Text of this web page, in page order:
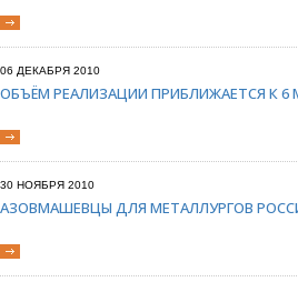
06 ДЕКАБРЯ 2010
ОБЪЁМ РЕАЛИЗАЦИИ ПРИБЛИЖАЕТСЯ К
30 НОЯБРЯ 2010
АЗОВМАШЕВЦЫ ДЛЯ МЕТАЛЛУРГОВ